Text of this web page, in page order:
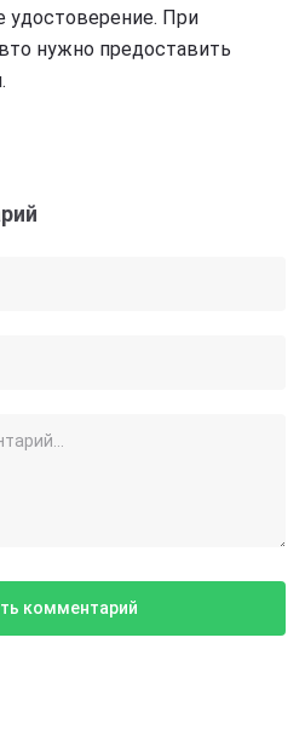
удостоверение. При
нужно предоставить